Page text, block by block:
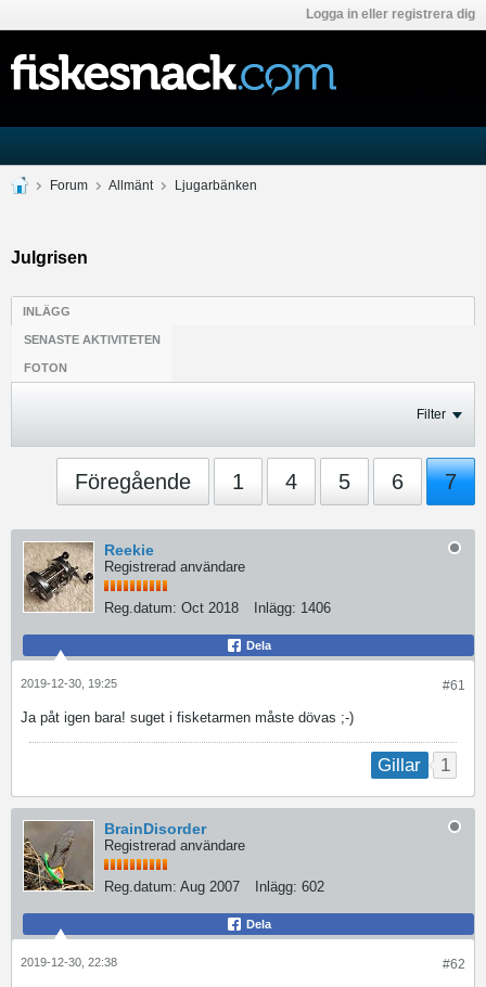
Logga in eller registrera dig
Forum Allmänt Ljugarbänken
Julgrisen
INLÄGG
SENASTE AKTIVITETEN
FOTON
Filter
Föregående 1 4 5 6 7
Reekie
Registrerad användare
Reg.datum: Oct 2018 Inlägg: 1406
Dela
#61
2019-12-30, 19:25
Ja påt igen bara! suget i fisketarmen måste dövas ;-)
Gillar 1
BrainDisorder
Registrerad användare
Reg.datum: Aug 2007 Inlägg: 602
Dela
#62
2019-12-30, 22:38